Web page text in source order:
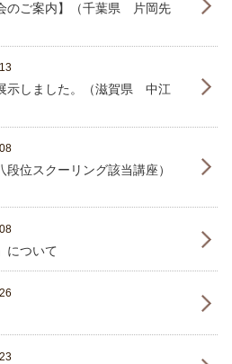
のご案内】（千葉県 片岡先
示しました。（滋賀県 中江
位スクーリング該当講座）
について